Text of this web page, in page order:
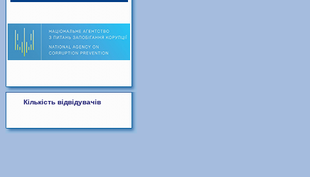
Кількість відвідувачів